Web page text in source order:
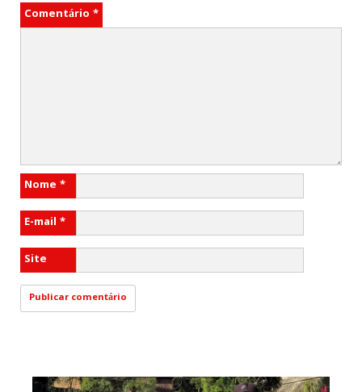
Comentário *
Nome *
E-mail *
Site